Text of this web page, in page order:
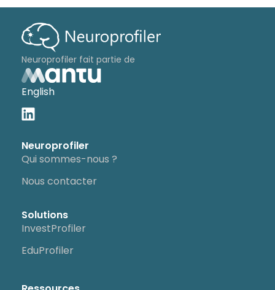
Neuroprofiler fait partie de
English
Neuroprofiler
Qui sommes-nous ?
Nous contacter
Solutions
InvestProfiler
EduProfiler